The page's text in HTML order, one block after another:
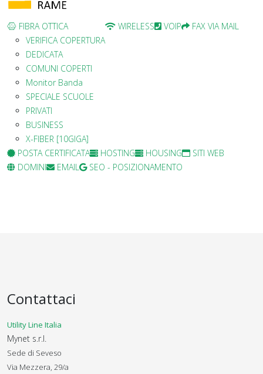
FIBRA OTTICA
VERIFICA COPERTURA
DEDICATA
COMUNI COPERTI
Monitor Banda
SPECIALE SCUOLE
PRIVATI
BUSINESS
X-FIBER [10GIGA]
WIRELESS VOIP FAX VIA MAIL
POSTA CERTIFICATA HOSTING HOUSING
SITI WEB
DOMINI
EMAIL SEO - POSIZIONAMENTO
Contattaci
Utility Line Italia
Mynet s.r.l.
Sede di Seveso
Via Mezzera, 29/a